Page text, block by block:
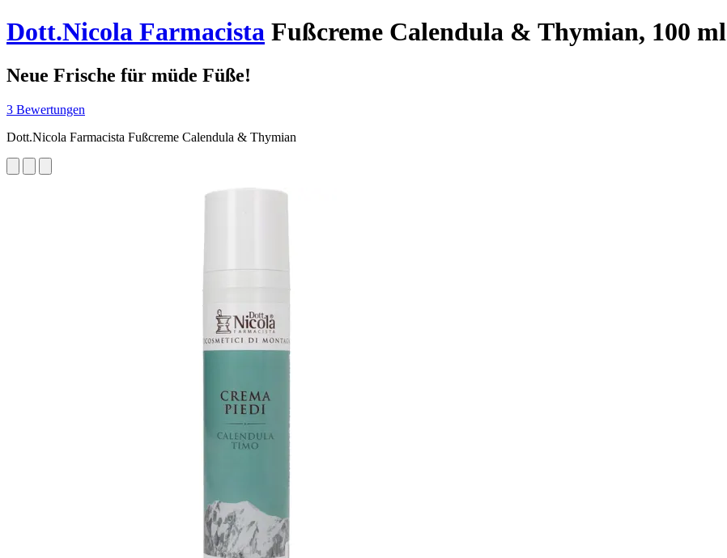
Dott.Nicola Farmacista Fußcreme Calendula & Thymian, 100 ml
Neue Frische für müde Füße!
3 Bewertungen
Dott.Nicola Farmacista Fußcreme Calendula & Thymian